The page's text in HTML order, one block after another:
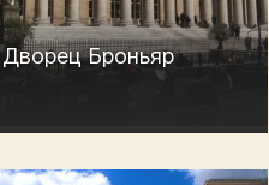
Дворец Броньяр